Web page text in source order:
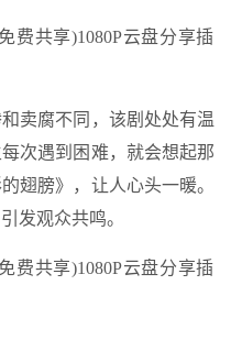
卖腐不同，该剧处处有温
次遇到困难，就会想起那
翅膀》，让人心头一暖。
发观众共鸣。